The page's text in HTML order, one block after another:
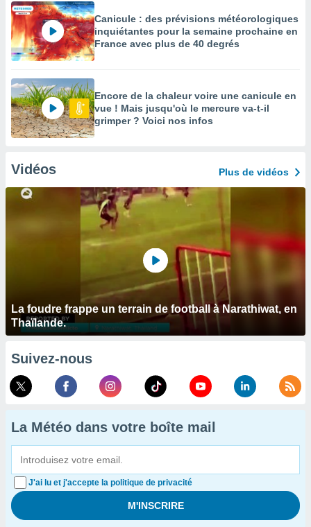
Canicule : des prévisions météorologiques
inquiétantes pour la semaine prochaine en
France avec plus de 40 degrés
Encore de la chaleur voire une canicule en
vue ! Mais jusqu'où le mercure va-t-il
grimper ? Voici nos infos
Vidéos Plus de vidéos
La foudre frappe un terrain de football à Narathiwat, en
Thaïlande.
Suivez-nous
La Météo dans votre boîte mail
J'ai lu et j'accepte la politique de privacité